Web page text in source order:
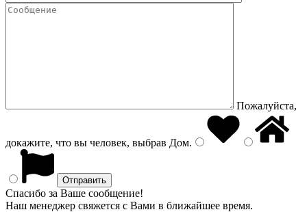
Пожалуйста,
докажите, что вы человек, выбрав Дом.
Спасибо за Ваше сообщение!
Наш менеджер свяжется с Вами в ближайшее время.